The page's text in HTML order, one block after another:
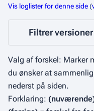
Vis loglister for denne side(
Filtrer versioner
Valg af forskel: Marker
du ønsker at
nederst på siden.
Forklaring: